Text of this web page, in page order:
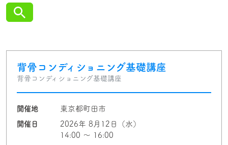
背骨コンディショニング基礎講座
背骨コンディショニング基礎講座
開催地
東京都町田市
開催日
2026年 8月12日（水）
14:00 〜 16:00